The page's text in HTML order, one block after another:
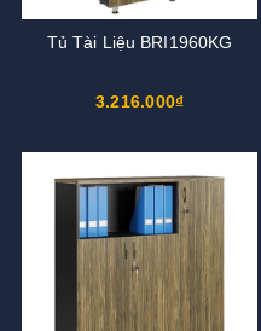
Tủ Tài Liệu BRI1960KG
3.216.000₫